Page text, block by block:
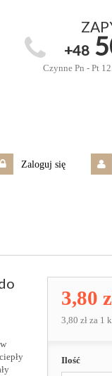
+48
Czynne Pn - Pt
Zaloguj się
3,80
3,80 zł za 1
Ilość